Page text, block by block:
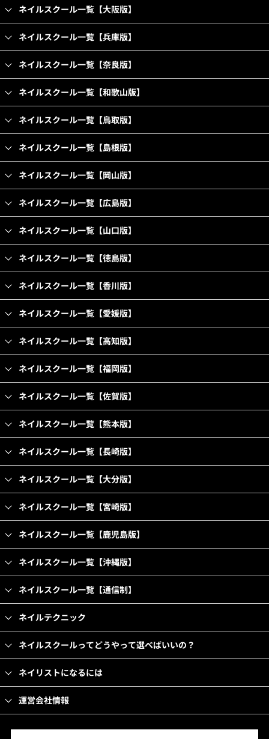
ネイルスクール一覧【大阪版】
ネイルスクール一覧【兵庫版】
ネイルスクール一覧【奈良版】
ネイルスクール一覧【和歌山版】
ネイルスクール一覧【鳥取版】
ネイルスクール一覧【島根版】
ネイルスクール一覧【岡山版】
ネイルスクール一覧【広島版】
ネイルスクール一覧【山口版】
ネイルスクール一覧【徳島版】
ネイルスクール一覧【香川版】
ネイルスクール一覧【愛媛版】
ネイルスクール一覧【高知版】
ネイルスクール一覧【福岡版】
ネイルスクール一覧【佐賀版】
ネイルスクール一覧【熊本版】
ネイルスクール一覧【長崎版】
ネイルスクール一覧【大分版】
ネイルスクール一覧【宮崎版】
ネイルスクール一覧【鹿児島版】
ネイルスクール一覧【沖縄版】
ネイルスクール一覧【通信制】
ネイルテクニック
ネイルスクールってどうやって選べばいいの？
ネイリストになるには
運営会社情報